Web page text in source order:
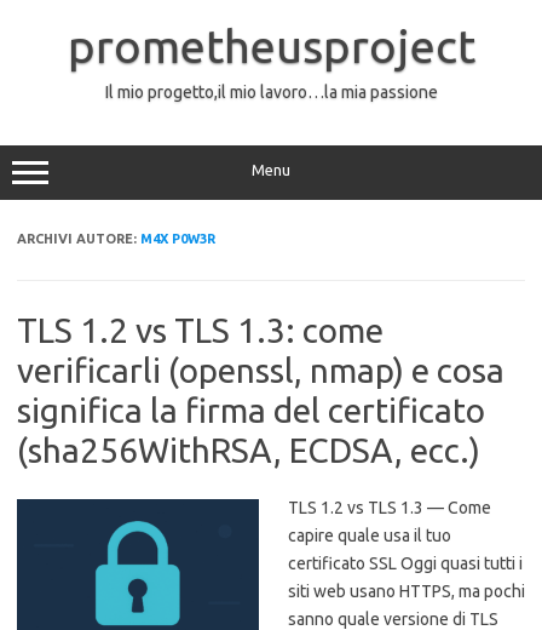
contenutoprometheusproject
Il mio progetto,il mio lavoro…la mia passione
Menu
ARCHIVI AUTORE: M4X P0W3R
TLS 1.2 vs TLS 1.3: come
verificarli (openssl, nmap) e cosa
significa la firma del certificato
(sha256WithRSA, ECDSA, ecc.)
TLS 1.2 vs TLS 1.3 — Come
capire quale usa il tuo
certificato SSL Oggi quasi tutti i
siti web usano HTTPS, ma pochi
sanno quale versione di TLS